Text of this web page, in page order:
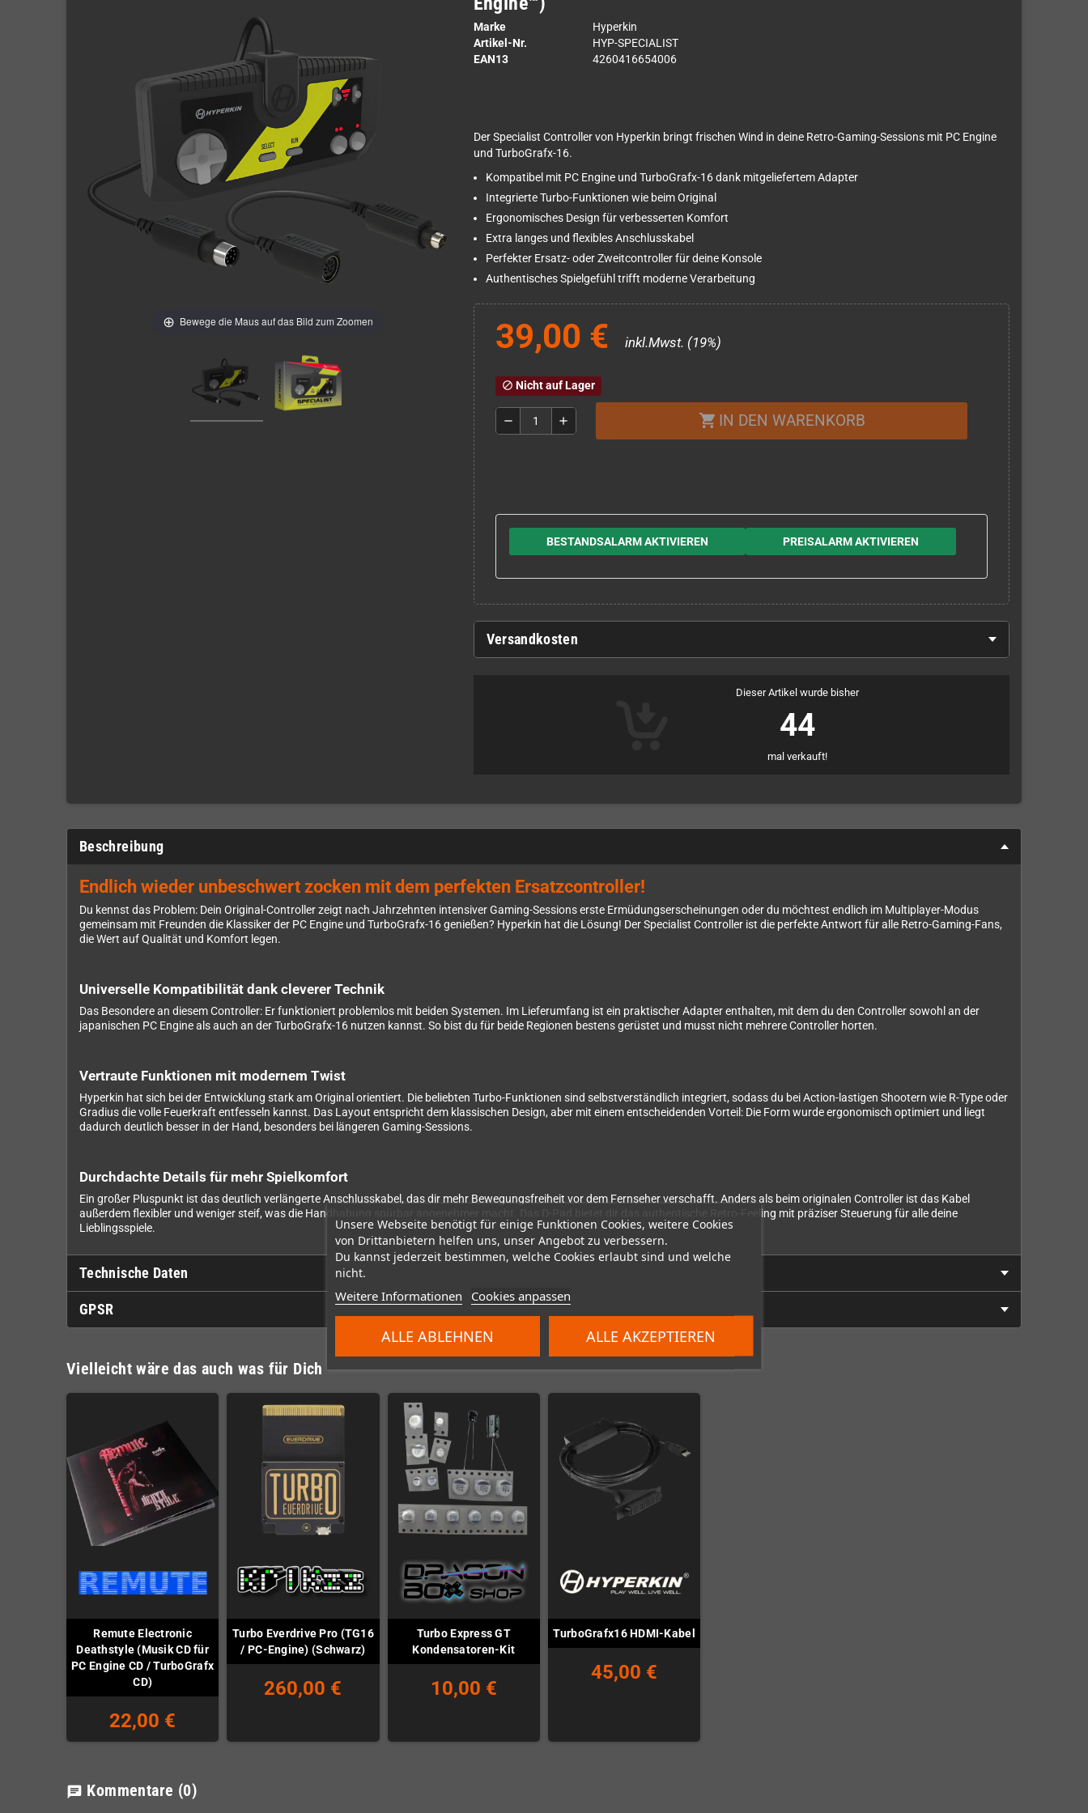
Unsere Webseite benötigt für einige Funktionen Cookies, weitere Cookies
von Drittanbietern helfen uns, unser Angebot zu verbessern.
Du kannst jederzeit bestimmen, welche Cookies erlaubt sind und welche
nicht.
Weitere Informationen Cookies anpassen
ALLE ABLEHNEN ALLE AKZEPTIEREN
Bewege die Maus auf das Bild zum Zoomen
Marke
Hyperkin
Artikel-Nr.
HYP-SPECIALIST
EAN13
4260416654006
Der Specialist Controller von Hyperkin bringt frischen Wind in deine Retro-Gaming-Sessions mit PC Engine
und TurboGrafx-16.
Kompatibel mit PC Engine und TurboGrafx-16 dank mitgeliefertem Adapter
Integrierte Turbo-Funktionen wie beim Original
Ergonomisches Design für verbesserten Komfort
Extra langes und flexibles Anschlusskabel
Perfekter Ersatz- oder Zweitcontroller für deine Konsole
Authentisches Spielgefühl trifft moderne Verarbeitung
39,00 € inkl.Mwst. (19%)
block Nicht auf Lager
remove add shopping_cart IN DEN WARENKORB
BESTANDSALARM AKTIVIEREN PREISALARM AKTIVIEREN
Versandkosten
Dieser Artikel wurde bisher
44
mal verkauft!
Beschreibung
Endlich wieder unbeschwert zocken mit dem perfekten Ersatzcontroller!
Du kennst das Problem: Dein Original-Controller zeigt nach Jahrzehnten intensiver Gaming-Sessions erste Ermüdungserscheinungen oder du möchtest endlich im Multiplayer-Modus
gemeinsam mit Freunden die Klassiker der PC Engine und TurboGrafx-16 genießen? Hyperkin hat die Lösung! Der Specialist Controller ist die perfekte Antwort für alle Retro-Gaming-Fans,
die Wert auf Qualität und Komfort legen.
Universelle Kompatibilität dank cleverer Technik
Das Besondere an diesem Controller: Er funktioniert problemlos mit beiden Systemen. Im Lieferumfang ist ein praktischer Adapter enthalten, mit dem du den Controller sowohl an der
japanischen PC Engine als auch an der TurboGrafx-16 nutzen kannst. So bist du für beide Regionen bestens gerüstet und musst nicht mehrere Controller horten.
Vertraute Funktionen mit modernem Twist
Hyperkin hat sich bei der Entwicklung stark am Original orientiert. Die beliebten Turbo-Funktionen sind selbstverständlich integriert, sodass du bei Action-lastigen Shootern wie R-Type oder
Gradius die volle Feuerkraft entfesseln kannst. Das Layout entspricht dem klassischen Design, aber mit einem entscheidenden Vorteil: Die Form wurde ergonomisch optimiert und liegt
dadurch deutlich besser in der Hand, besonders bei längeren Gaming-Sessions.
Durchdachte Details für mehr Spielkomfort
Ein großer Pluspunkt ist das deutlich verlängerte Anschlusskabel, das dir mehr Bewegungsfreiheit vor dem Fernseher verschafft. Anders als beim originalen Controller ist das Kabel
außerdem flexibler und weniger steif, was die Handhabung spürbar angenehmer macht. Das D-Pad bietet dir das authentische Retro-Feeling mit präziser Steuerung für alle deine
Lieblingsspiele.
Technische Daten
GPSR
Vielleicht wäre das auch was für Dich
Remute Electronic
Deathstyle (Musik CD für
PC Engine CD / TurboGrafx
CD)
22,00 €
Turbo Everdrive Pro (TG16
/ PC-Engine) (Schwarz)
260,00 €
Turbo Express GT
Kondensatoren-Kit
10,00 €
TurboGrafx16 HDMI-Kabel
45,00 €
chat Kommentare (0)